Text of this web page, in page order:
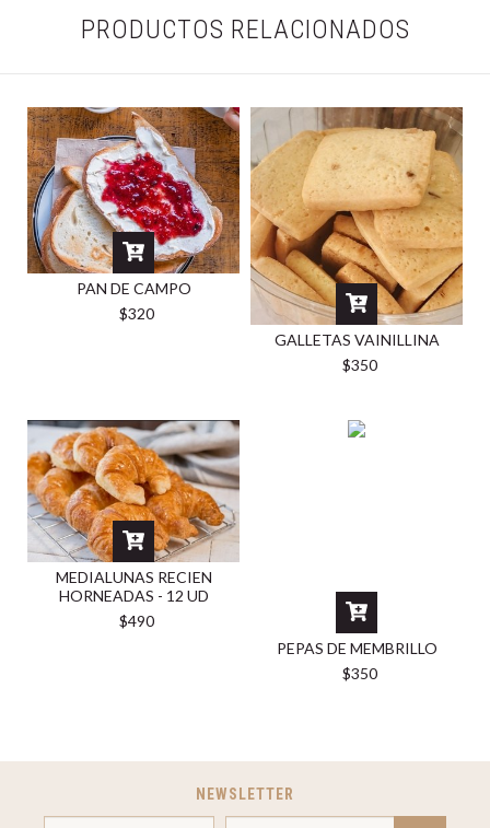
PRODUCTOS RELACIONADOS
PAN DE CAMPO
$320
GALLETAS VAINILLINA
$350
MEDIALUNAS RECIEN
HORNEADAS - 12 UD
$490
PEPAS DE MEMBRILLO
$350
NEWSLETTER